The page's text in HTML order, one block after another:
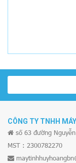
CÔNG TY TNHH
số 63 đường
MST : 2300782270